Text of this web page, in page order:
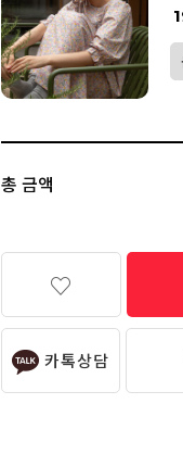
총 금액
카톡상담